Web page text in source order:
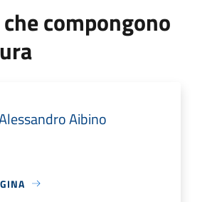
compongono
Aibino